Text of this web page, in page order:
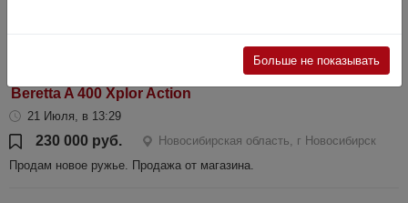
Beretta A 400 Xplor Action
21 Июля, в 13:29
230 000 руб.
Новосибирская область, г Новосибирск
Продам новое ружье. Продажа от магазина.
Больше не показывать